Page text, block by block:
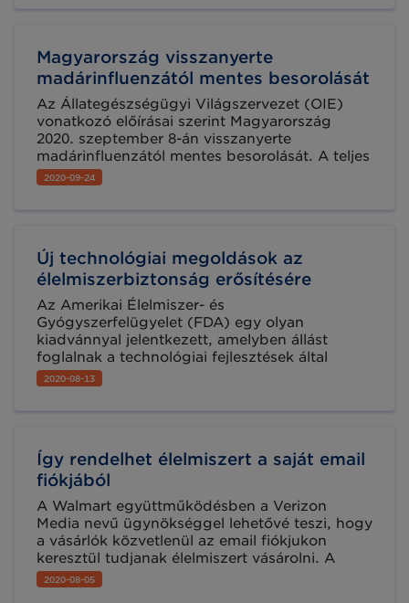
Magyarország visszanyerte
madárinfluenzától mentes besorolását
Az Állategészségügyi Világszervezet (OIE)
vonatkozó előírásai szerint Magyarország
2020. szeptember 8-án visszanyerte
madárinfluenzától mentes besorolását. A teljes
országra vonatkozó kedvező státusz
elismerését követően sorra nyílhatnak újra az
2020-09-24
Új technológiai megoldások az
élelmiszerbiztonság erősítésére
Az Amerikai Élelmiszer- és
Gyógyszerfelügyelet (FDA) egy olyan
kiadvánnyal jelentkezett, amelyben állást
foglalnak a technológiai fejlesztések által
megvalósuló nyomon követés, a megelőzés és
az élelmiszer eredetű megbetegségek
korszerűsítésére is.
2020-08-13
Így rendelhet élelmiszert a saját email
fiókjából
A Walmart együttműködésben a Verizon
Media nevű ügynökséggel lehetővé teszi, hogy
a vásárlók közvetlenül az email fiókjukon
keresztül tudjanak élelmiszert vásárolni. A
szolgáltatás, amely csak egyszerűen az
„Élelmiszerek a Walmartból” nevet kapta, a
2020-08-05